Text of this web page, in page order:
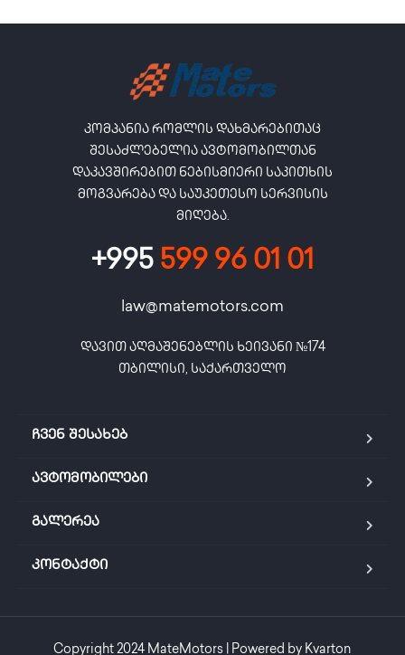
კომპანია რომლის დახმარებითაც
შესაძლებელია ავტომობილთან
დაკავშირებით ნებისმიერი საკითხის
მოგვარება და საუკეთესო სერვისის
მიღება.
+995 599 96 01 01
law@matemotors.com
დავით აღმაშენებლის ხეივანი №174
თბილისი, საქართველო
ჩვენ შესახებ
ავტომობილები
გალერეა
კონტაქტი
Copyright 2024 MateMotors | Powered by Kvarton